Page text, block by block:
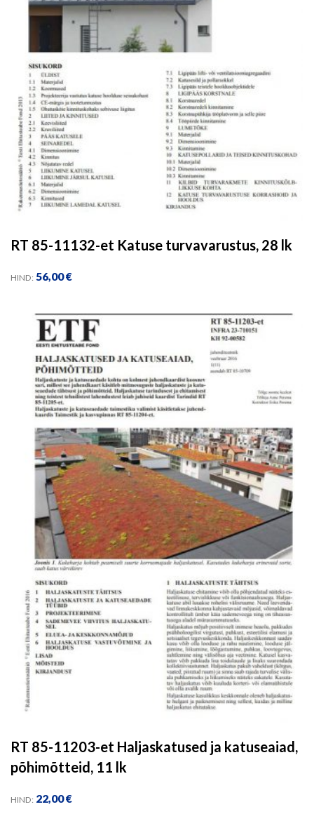
RT 85-11132-et Katuse turvavarustus, 28 lk
HIND: 56,00€
RT 85-11203-et Haljaskatused ja katuseaiad,
põhimõtteid, 11 lk
HIND: 22,00€